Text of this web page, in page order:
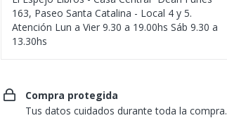
163, Paseo Santa Catalina - Local 4 y 5.
Atención Lun a Vier 9.30 a 19.00hs Sáb 9.30 a
13.30hs
Compra protegida
Tus datos cuidados durante toda la compra.